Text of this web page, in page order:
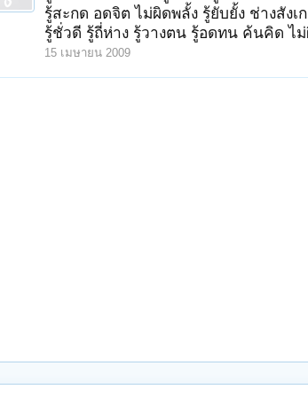
รู้สะกด อดจิต ไม่ผิดพลั้ง รู้ยับยั้ง ช่างสังเ
รู้ชั่วดี รู้ถี่ห่าง รู้วางตน รู้อดทน ค้นคิด ไม่
15 เมษายน 2009